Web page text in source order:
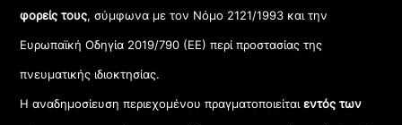
φορείς τους, σύμφωνα με τον Νόμο 2121/1993 και την
Ευρωπαϊκή Οδηγία 2019/790 (ΕΕ) περί προστασίας της
πνευματικής ιδιοκτησίας.
Η αναδημοσίευση περιεχομένου πραγματοποιείταιεντός των